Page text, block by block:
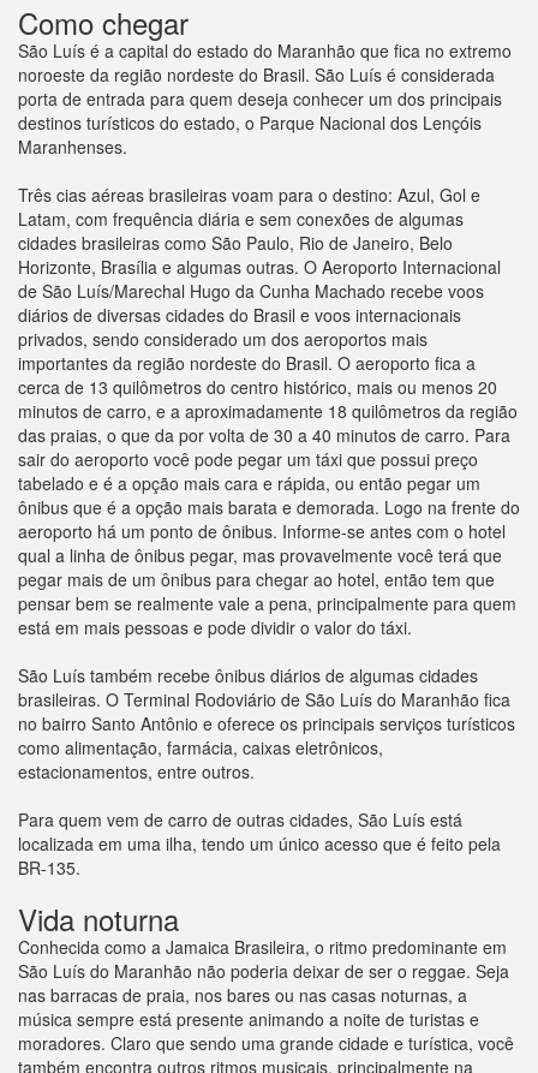
Como chegar
São Luís é a capital do estado do Maranhão que fica no extremo
noroeste da região nordeste do Brasil. São Luís é considerada
porta de entrada para quem deseja conhecer um dos principais
destinos turísticos do estado, o Parque Nacional dos Lençóis
Maranhenses.
Três cias aéreas brasileiras voam para o destino: Azul, Gol e
Latam, com frequência diária e sem conexões de algumas
cidades brasileiras como São Paulo, Rio de Janeiro, Belo
Horizonte, Brasília e algumas outras. O Aeroporto Internacional
de São Luís/Marechal Hugo da Cunha Machado recebe voos
diários de diversas cidades do Brasil e voos internacionais
privados, sendo considerado um dos aeroportos mais
importantes da região nordeste do Brasil. O aeroporto fica a
cerca de 13 quilômetros do centro histórico, mais ou menos 20
minutos de carro, e a aproximadamente 18 quilômetros da região
das praias, o que da por volta de 30 a 40 minutos de carro. Para
sair do aeroporto você pode pegar um táxi que possui preço
tabelado e é a opção mais cara e rápida, ou então pegar um
ônibus que é a opção mais barata e demorada. Logo na frente do
aeroporto há um ponto de ônibus. Informe-se antes com o hotel
qual a linha de ônibus pegar, mas provavelmente você terá que
pegar mais de um ônibus para chegar ao hotel, então tem que
pensar bem se realmente vale a pena, principalmente para quem
está em mais pessoas e pode dividir o valor do táxi.
São Luís também recebe ônibus diários de algumas cidades
brasileiras. O Terminal Rodoviário de São Luís do Maranhão fica
no bairro Santo Antônio e oferece os principais serviços turísticos
como alimentação, farmácia, caixas eletrônicos,
estacionamentos, entre outros.
Para quem vem de carro de outras cidades, São Luís está
localizada em uma ilha, tendo um único acesso que é feito pela
BR-135.
Vida noturna
Conhecida como a Jamaica Brasileira, o ritmo predominante em
São Luís do Maranhão não poderia deixar de ser o reggae. Seja
nas barracas de praia, nos bares ou nas casas noturnas, a
música sempre está presente animando a noite de turistas e
moradores. Claro que sendo uma grande cidade e turística, você
também encontra outros ritmos musicais, principalmente na